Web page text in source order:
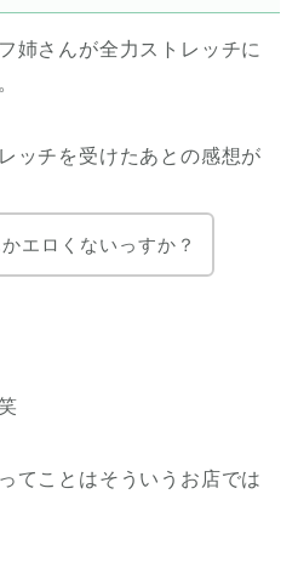
姉さんが全力ストレッチに
ッチを受けたあとの感想が
エロくないっすか？
てことはそういうお店では